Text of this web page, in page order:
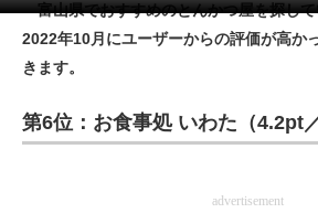
メディア
注目記事を集めた総合ページ
スマホと通信の最新トレンド
富山県でおすすめのとんかつ屋を探して
2022年10月にユーザーからの評価が高か
きます。
第6位：お食事処 いわた（4.2pt
advertisement